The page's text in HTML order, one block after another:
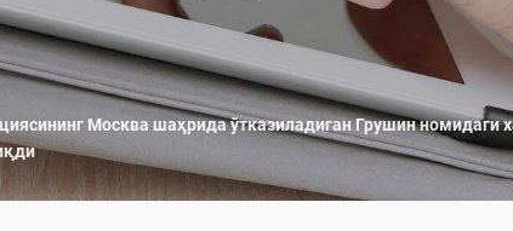
Москва шаҳрида ўтказиладиган Грушин номидаги